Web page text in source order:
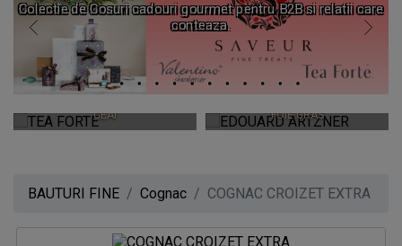
Colectie de Cosuri cadouri gourmet pentru B2B si relatii care
conteaza.
TEA FORTE
CEAI
EDOUARD ARTZNER
FOIE GRAS
BAUTURI FINE Cognac COGNAC CROIZET EXTRA